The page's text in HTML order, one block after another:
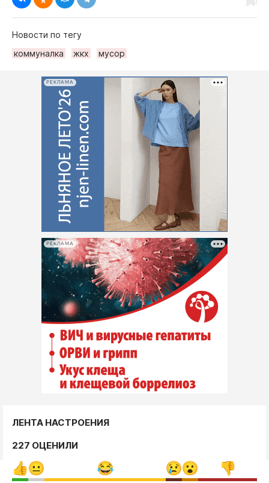
Новости по тегу
коммуналка
жкх мусор
РЕКЛАМА
РЕКЛАМА
ЛЕНТА НАСТРОЕНИЯ
227 ОЦЕНИЛИ